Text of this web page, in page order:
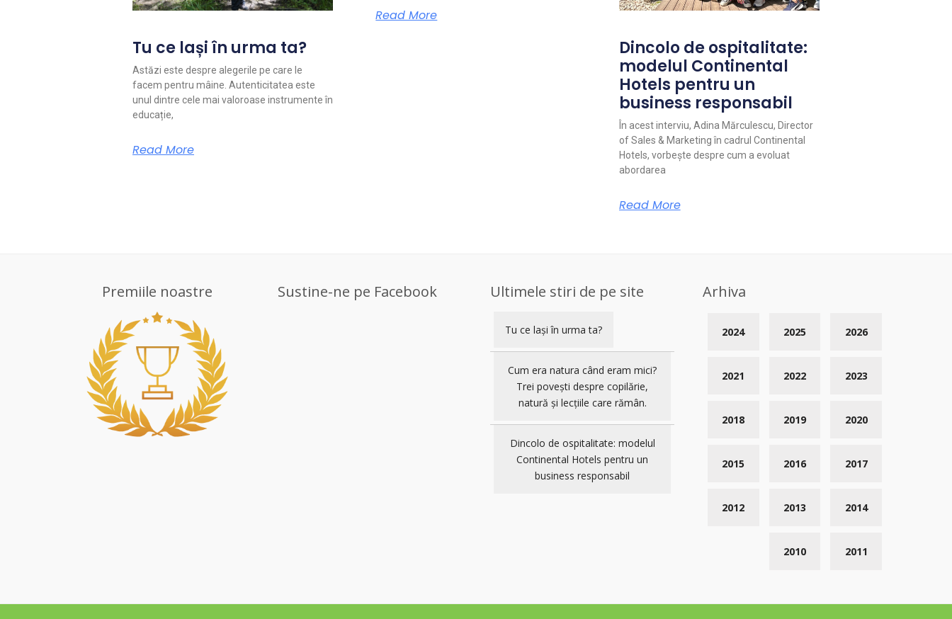
Tu ce lași în urma ta?
Astăzi este despre alegerile pe care le
facem pentru mâine. Autenticitatea este
unul dintre cele mai valoroase instrumente în
educație,
Read More
Read More
Dincolo de ospitalitate:
modelul Continental
Hotels pentru un
business responsabil
În acest interviu, Adina Mărculescu, Director
of Sales & Marketing în cadrul Continental
Hotels, vorbește despre cum a evoluat
abordarea
Read More
Premiile noastre Sustine-ne pe Facebook Ultimele stiri de pe site
Tu ce lași în urma ta?
Cum era natura când eram mici?
Trei povești despre copilărie,
natură și lecțiile care rămân.
Dincolo de ospitalitate: modelul
Continental Hotels pentru un
business responsabil
Arhiva
2026
2025
2024
2023
2022
2021
2020
2019
2018
2017
2016
2015
2014
2013
2012
2011
2010